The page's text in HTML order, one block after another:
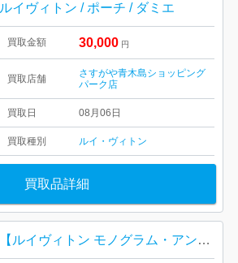
ルイヴィトン / ポーチ / ダミエ
買取金額 30,000 円
買取店舗
さすがや青木島ショッピング
パーク店
買取日 08月06日
買取種別 ルイ・ヴィトン
買取品詳細
【ルイヴィトン モノグラム・アンプラント ポルトフォイユ・クレア】